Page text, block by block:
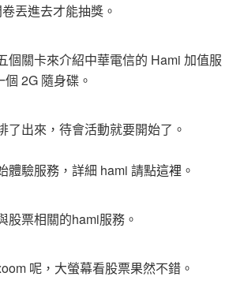
丟進去才能抽獎。
個關卡來介紹中華電信的 Hami 加值服
2G 隨身碟。
出來，待會活動就要開始了。
體驗服務，詳細 hami 請點這裡 。
票相關的hami服務。
呢，大螢幕看股票果然不錯。